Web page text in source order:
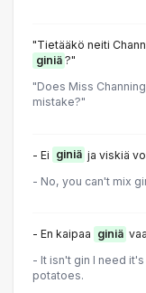
"Tietääkö neiti
giniä ?"
"Does Miss
mistake?"
- Ei giniä ja viskiä
- No, you can't mix
- En kaipaa giniä
- It isn't gin I need
potatoes.